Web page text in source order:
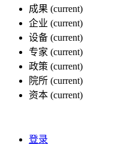
成果 (current)
企业 (current)
设备 (current)
专家 (current)
政策 (current)
院所 (current)
资本 (current)
登录